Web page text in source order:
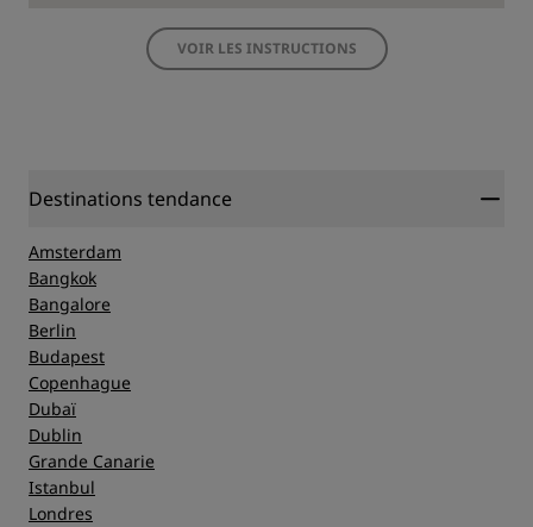
VOIR LES INSTRUCTIONS
Destinations tendance
Amsterdam
Bangkok
Bangalore
Berlin
Budapest
Copenhague
Dubaï
Dublin
Grande Canarie
Istanbul
Londres